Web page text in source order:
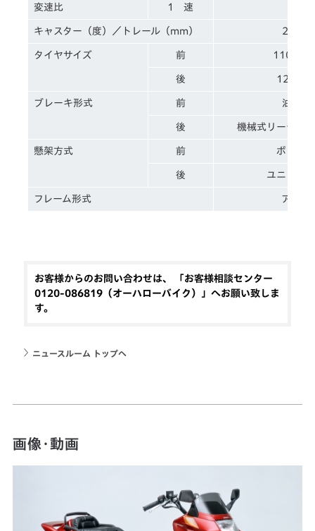
変速比 1 速
キャスター（度）／トレール（mm）
タイヤサイズ 前 110／
後 120／
ブレーキ形式 前 油圧式
後 機械式リーディ
懸架方式 前 ボトム
後 ユニット
フレーム形式 アンダ
お客様からのお問い合わせは、 「お客様相談センター
0120-086819（オーハローバイク）」へお願い致しま
す。
ニュースルーム トップへ
画像・動画